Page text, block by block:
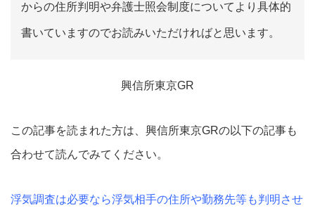
からの住所判明や弁護士照会制度についてより具体的
書いていますのでお読みいただければと思います。
興信所東京GR
この記事を読まれた方は、興信所東京GRの以下の記事も
合わせて読んでみてください。
浮気調査は必要なら浮気相手の住所や勤務先等も判明させ